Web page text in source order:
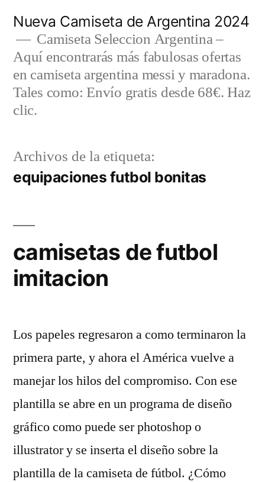
contenido
Nueva Camiseta de Argentina 2024
Camiseta Seleccion Argentina –
Aquí encontrarás más fabulosas ofertas
en camiseta argentina messi y maradona.
Tales como: Envío gratis desde 68€. Haz
clic.
Archivos de la etiqueta:
equipaciones futbol bonitas
camisetas de futbol
imitacion
Los papeles regresaron a como terminaron la
primera parte, y ahora el América vuelve a
manejar los hilos del compromiso. Con ese
plantilla se abre en un programa de diseño
gráfico como puede ser photoshop o
illustrator y se inserta el diseño sobre la
plantilla de la camiseta de fútbol. ¿Cómo